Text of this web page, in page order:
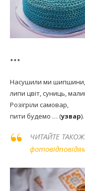
***
Насушили ми шипшини,
липи цвіт, суниць,
Розігріли самовар,
пити будемо … (узвар).
ЧИТАЙТЕ